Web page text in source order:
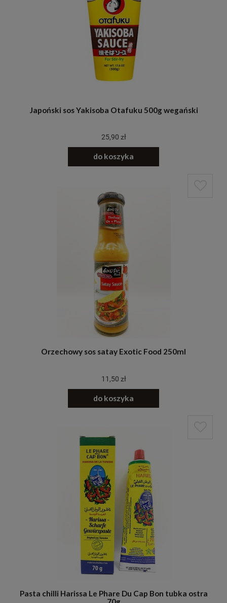
Japoński sos Yakisoba Otafuku 500g wegański
25,90 zł
do koszyka
Orzechowy sos satay Exotic Food 250ml
11,50 zł
do koszyka
Pasta chilli Harissa Le Phare Du Cap Bon tubka ostra